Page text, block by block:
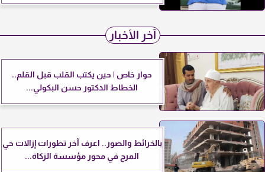
آخر الأخبار
حوار خاص | حين يكتب القلب قبل القلم..
الخطاط الدكتور حسن البكولي...
بالخرائط والصور.. اعرف آخر تطورات إزالات حي
المرج في محور مؤسسة الزكاة...